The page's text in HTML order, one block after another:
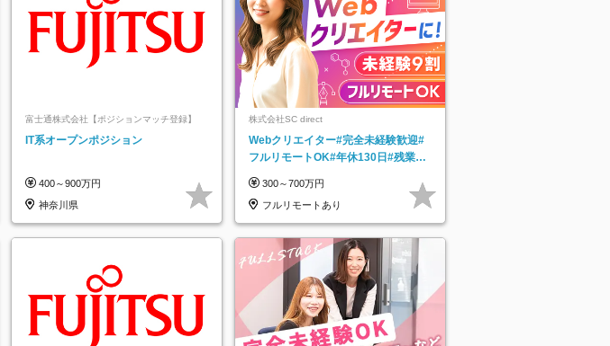
富士通株式会社【ポジションマッチ登録】
IT系オープンポジション
400～900万円
神奈川県
株式会社SC direct
Webクリエイター#完全未経験歓迎#
フルリモートOK#年休130日#残業月
300～700万円
フルリモートあり